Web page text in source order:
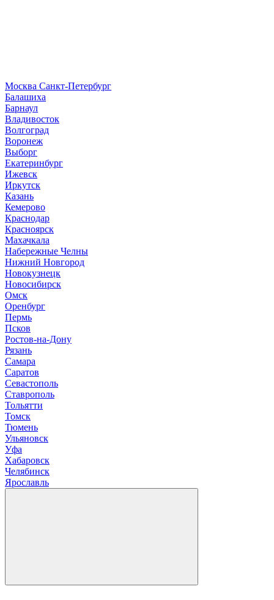
Москва Санкт-Петербург
Балашиха
Барнаул
Владивосток
Волгоград
Воронеж
Выборг
Екатеринбург
Ижевск
Иркутск
Казань
Кемерово
Краснодар
Красноярск
Махачкала
Набережные Челны
Нижний Новгород
Новокузнецк
Новосибирск
Омск
Оренбург
Пермь
Псков
Ростов-на-Дону
Рязань
Самара
Саратов
Севастополь
Ставрополь
Тольятти
Томск
Тюмень
Ульяновск
Уфа
Хабаровск
Челябинск
Ярославль